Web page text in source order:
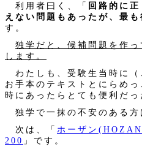
利用者曰く、「 回路的に
えない問題もあったが、最も
す。
独学だと、候補問題を作
します。
わたしも、受験生当時に（
お手本のテキストとにらめ
時にあったらとても便利だっ
独学で一抹の不安のある方
次は、「 ホーザン
200 」です。